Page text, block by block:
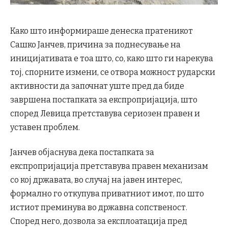
Како што информираше денеска пратеникот
Сашко Јанчев, причина за поднесување на
иницијативата е тоа што, со, како што ги нарекува
тој, спорните измени, се отвора можност рударски
активности да започнат уште пред да биде
завршена постапката за експропријација, што
според Левица претставува сериозен правен и
уставен проблем.
Јанчев објаснува дека постапката за
експропријација претставува правен механизам
со кој државата, во случај на јавен интерес,
формално го откупува приватниот имот, по што
истиот преминува во државна сопственост.
Според него, дозвола за експлоатација пред